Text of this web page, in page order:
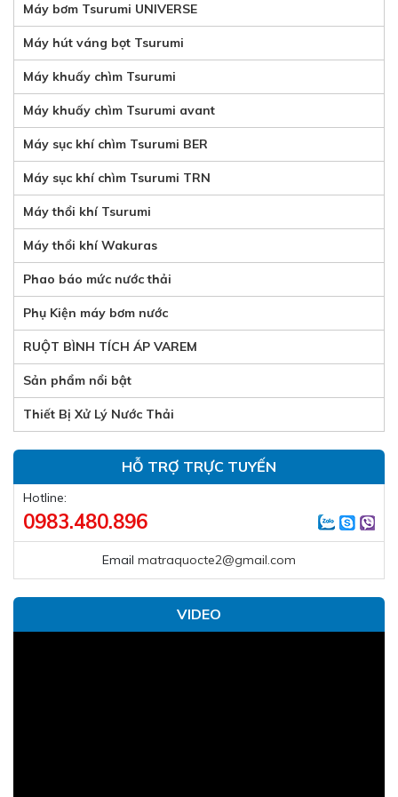
Máy bơm Tsurumi UNIVERSE
Máy hút váng bọt Tsurumi
Máy khuấy chìm Tsurumi
Máy khuấy chìm Tsurumi avant
Máy sục khí chìm Tsurumi BER
Máy sục khí chìm Tsurumi TRN
Máy thổi khí Tsurumi
Máy thổi khí Wakuras
Phao báo mức nước thải
Phụ Kiện máy bơm nước
RUỘT BÌNH TÍCH ÁP VAREM
Sản phẩm nổi bật
Thiết Bị Xử Lý Nước Thải
HỖ TRỢ TRỰC TUYẾN
Hotline:
0983.480.896
Email matraquocte2@gmail.com
VIDEO